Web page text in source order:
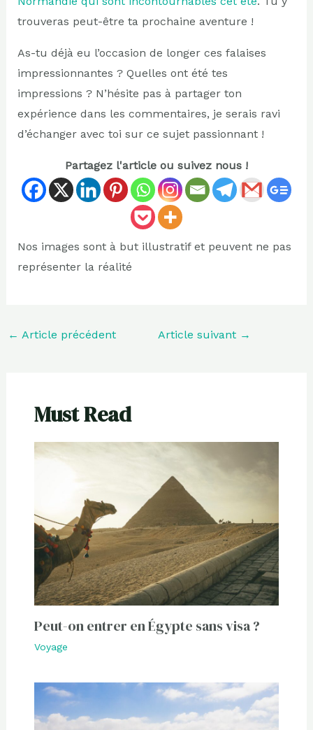
trouveras peut-être ta prochaine aventure !
As-tu déjà eu l’occasion de longer ces falaises
impressionnantes ? Quelles ont été tes
impressions ? N’hésite pas à partager ton
expérience dans les commentaires, je serais ravi
d’échanger avec toi sur ce sujet passionnant !
Partagez l'article ou suivez nous !
Nos images sont à but illustratif et peuvent ne pas
représenter la réalité
← Article précédent Article suivant →
Must Read
Peut-on entrer en Égypte sans visa ?
Voyage